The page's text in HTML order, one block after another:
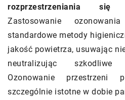
rozprzestrzeniania się
Zastosowanie
standardowe metody
jakość powietrza, usuwając
neutralizując szkodliwe
Ozonowanie przestrzeni
szczególnie istotne w dobie